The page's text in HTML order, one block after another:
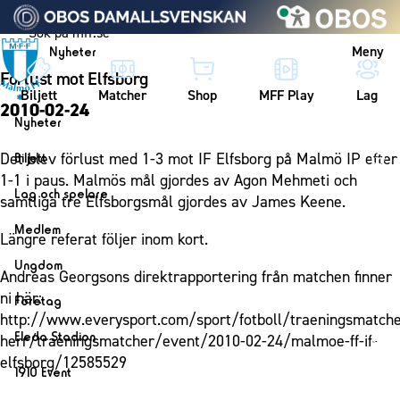
Vidare till innehållet
Nyheter Meny
Biljett Matcher Shop MFF Play Lag
Nyheter
Nyheter
Kalender
Biljett
Biljett
Årskort herr
Årskort dam
Mitt MFF
Biljetter till bortamatcher
Biljettvillkor
Lag och spelare
Lag
Herrlaget
Spelare
Ledarstab
Damlaget
Spelare
Medlem
Medlemskap i Malmö FF
Årsmöte 2026
Ungdom
MFF Ungdom
Sommarfotboll
Skånecupen
Fotbollsskolan
Företag
Bli företagspartner
Nätverket
Eleda Stadion
Eleda Stadion
1910 Event
Förlust mot Elfsborg
2010-02-24
Det blev förlust med 1-3 mot IF Elfsborg på Malmö IP efter
1-1 i paus. Malmös mål gjordes av Agon Mehmeti och
samtliga tre Elfsborgsmål gjordes av James Keene.
Längre referat följer inom kort.
Andreas Georgsons direktrapportering från matchen finner
ni här:
http://www.everysport.com/sport/fotboll/
herr/traeningsmatcher/event/2010-02-24/malmoe-ff-if-
elfsborg/12585529